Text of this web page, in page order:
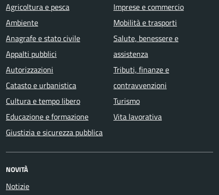
Agricoltura e pesca
Ambiente
Anagrafe e stato civile
Appalti pubblici
Autorizzazioni
Catasto e urbanistica
Cultura e tempo libero
Educazione e formazione
Giustizia e sicurezza pubblica
Imprese e commercio
Mobilità e trasporti
Salute, benessere e
assistenza
Tributi, finanze e
contravvenzioni
Turismo
Vita lavorativa
NOVITÀ
Notizie